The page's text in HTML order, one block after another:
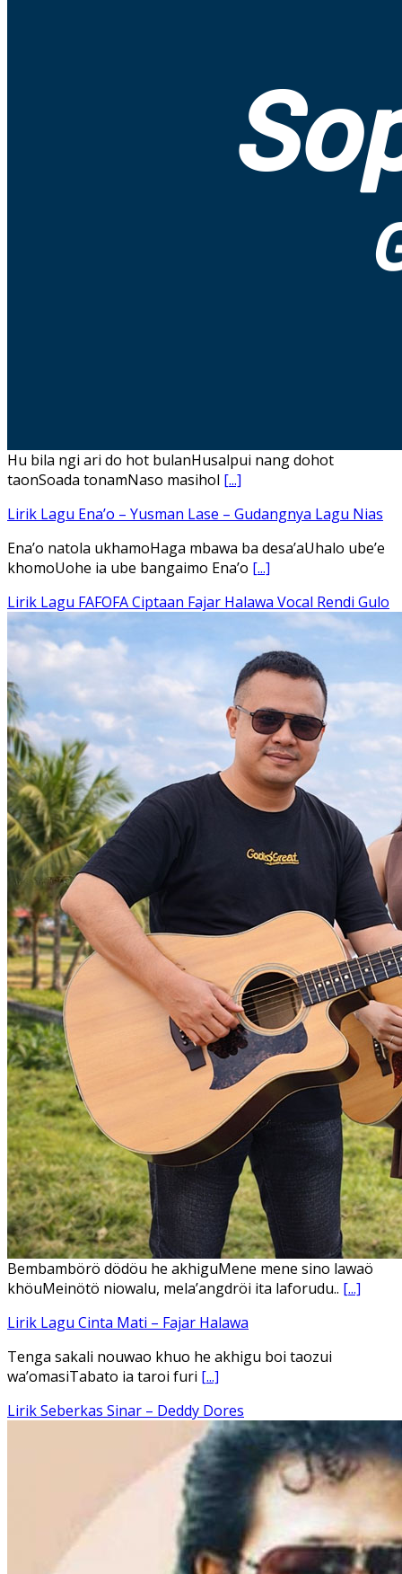
Hu bila ngi ari do hot bulanHusalpui nang dohot
taonSoada tonamNaso masihol [...]
Lirik Lagu Ena’o – Yusman Lase – Gudangnya Lagu Nias
Ena’o natola ukhamoHaga mbawa ba desa’aUhalo ube’e
khomoUohe ia ube bangaimo Ena’o
Lirik Lagu FAFOFA Ciptaan Fajar Halawa Vocal Rendi Gulo